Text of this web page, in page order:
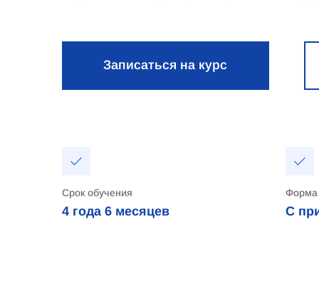
Записаться на курс
Срок обучения
4 года 6 месяцев
Форма
С